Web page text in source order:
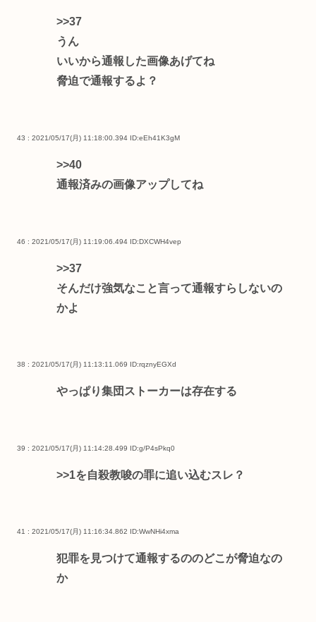
>>37
うん
いいから通報した画像あげてね
脅迫で通報するよ？
43 : 2021/05/17(月) 11:18:00.394 ID:eEh41K3gM
>>40
通報済みの画像アップしてね
46 : 2021/05/17(月) 11:19:06.494 ID:DXCWH4vep
>>37
そんだけ強気なこと言って通報すらしないの
かよ
38 : 2021/05/17(月) 11:13:11.069 ID:rqznyEGXd
やっぱり集団ストーカーは存在する
39 : 2021/05/17(月) 11:14:28.499 ID:g/P4sPkq0
>>1を自殺教唆の罪に追い込むスレ？
41 : 2021/05/17(月) 11:16:34.862 ID:WwNHi4xma
犯罪を見つけて通報するののどこが脅迫なの
か